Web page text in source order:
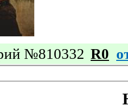
№810332 R0